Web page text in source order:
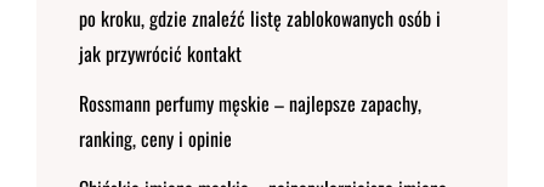
po kroku, gdzie znaleźć listę zablokowanych osób i
jak przywrócić kontakt
Rossmann perfumy męskie – najlepsze zapachy,
ranking, ceny i opinie